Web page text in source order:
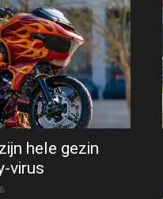
hele gezin
virus